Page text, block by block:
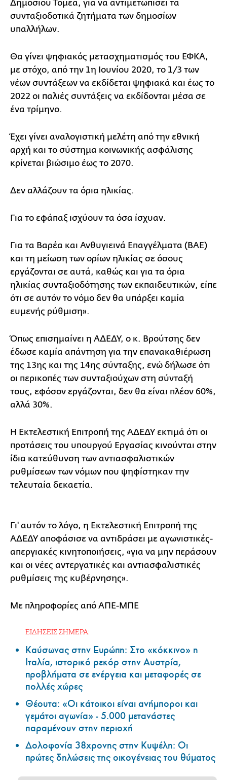
Δημόσιου Τομέα, για να αντιμετωπίσει τα
συνταξιοδοτικά ζητήματα των δημοσίων
υπαλλήλων.
Θα γίνει ψηφιακός μετασχηματισμός του ΕΦΚΑ,
με στόχο, από την 1η Ιουνίου 2020, το 1/3 των
νέων συντάξεων να εκδίδεται ψηφιακά και έως το
2022 οι παλιές συντάξεις να εκδίδονται μέσα σε
ένα τρίμηνο.
Έχει γίνει αναλογιστική μελέτη από την εθνική
αρχή και το σύστημα κοινωνικής ασφάλισης
κρίνεται βιώσιμο έως το 2070.
Δεν αλλάζουν τα όρια ηλικίας.
Για το εφάπαξ ισχύουν τα όσα ίσχυαν.
Για τα Βαρέα και Ανθυγιεινά Επαγγέλματα (ΒΑΕ)
και τη μείωση των ορίων ηλικίας σε όσους
εργάζονται σε αυτά, καθώς και για τα όρια
ηλικίας συνταξιοδότησης των εκπαιδευτικών, είπε
ότι σε αυτόν το νόμο δεν θα υπάρξει καμία
ευμενής ρύθμιση».
Όπως επισημαίνει η ΑΔΕΔΥ, ο κ. Βρούτσης δεν
έδωσε καμία απάντηση για την επανακαθιέρωση
της 13ης και της 14ης σύνταξης, ενώ δήλωσε ότι
οι περικοπές των συνταξιούχων στη σύνταξή
τους, εφόσον εργάζονται, δεν θα είναι πλέον 60%,
αλλά 30%.
Η Εκτελεστική Επιτροπή της ΑΔΕΔΥ εκτιμά ότι οι
προτάσεις του υπουργού Εργασίας κινούνται στην
ίδια κατεύθυνση των αντιασφαλιστικών
ρυθμίσεων των νόμων που ψηφίστηκαν την
τελευταία δεκαετία.
Γι' αυτόν το λόγο, η Εκτελεστική Επιτροπή της
ΑΔΕΔΥ αποφάσισε να αντιδράσει με αγωνιστικές-
απεργιακές κινητοποιήσεις, «για να μην περάσουν
και οι νέες αντεργατικές και αντιασφαλιστικές
ρυθμίσεις της κυβέρνησης».
Με πληροφορίες από ΑΠΕ-ΜΠΕ
ΕΙΔΗΣΕΙΣ ΣΗΜΕΡΑ:
Καύσωνας στην Ευρώπη: Στο «κόκκινο» η
Ιταλία, ιστορικό ρεκόρ στην Αυστρία,
προβλήματα σε ενέργεια και μεταφορές σε
πολλές χώρες
Θέουτα: «Οι κάτοικοι είναι ανήμποροι και
γεμάτοι αγωνία» - 5.000 μετανάστες
παραμένουν στην περιοχή
Δολοφονία 38χρονης στην Κυψέλη: Οι
πρώτες δηλώσεις της οικογένειας του θύματος